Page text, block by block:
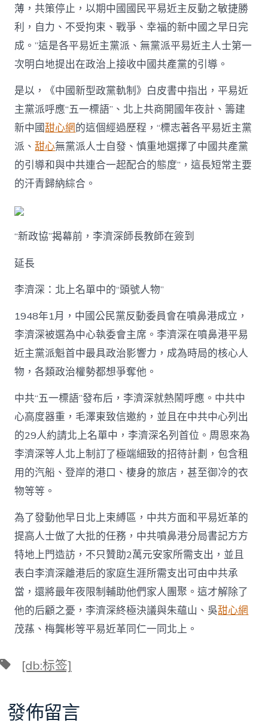
薄，共策停止，以期中國國民平易近主反動之敏捷勝
利，自力、不受拘束、戰爭、幸福的新中國之早日完
成。”這是各平易近主黨派、無黨派平易近主人士第一
次明白地提出在政治上接收中國共產黨的引導。
是以，《中國新型政黨軌制》白皮書中指出，平易近
主黨派呼應“五一標語”、北上共商開國年夜計、籌建
新中國甜心網的這個經過歷程，“標志著各平易近主黨
派、甜心無黨派人士自發、慎重地選擇了中國共產黨
的引導和與中共連合一起配合的態度”，這長短常主要
的汗青歸納綜合。
“新政協”揭幕前，李濟深師長教師在簽到
延長
李濟深：北上名單中的“頭號人物”
1948年1月，中國公民黨反動委員會在噴鼻港成立，
李濟深被選為中心執委會主席。李濟深在噴鼻港平易
近主黨派魁首中最具政治影響力，成為時局的核心人
物，各類政治權勢都想爭奪他。
中共“五一標語”發布后，李濟深就熱鬧呼應。中共中
心高度器重，毛澤東致信邀約，並且在中共中心列出
的29人約請北上名單中，李濟深名列首位。周恩來為
李濟深等人北上制訂了極端細致的招待計劃，包含租
用的汽船、登岸的港口、棲身的旅店，甚至御冷的衣
物等等。
為了發動他早日北上束縛區，中共方面和平易近革的
提高人士做了大批的任務，中共噴鼻港分局書記方方
特地上門造訪，不只贊助2萬元安家所需支出，並且
表白李濟深離港后的家庭生涯所需支出可由中共承
當，還將最年夜限制輔助他們家人團聚。這才解除了
他的后顧之憂，李濟深終極決議與朱蘊山、吳甜心網
茂蓀、梅龔彬等平易近革同仁一同北上。
標 [db:标签]
發佈留言